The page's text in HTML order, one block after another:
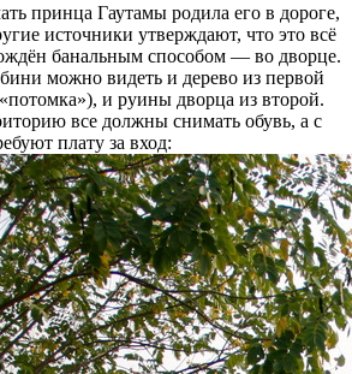
принца Гаутамы родила его в дороге,
источники утверждают, что это всё
банальным способом — во дворце.
можно видеть и дерево из первой
и руины дворца из второй.
все должны снимать обувь, а с
плату за вход: